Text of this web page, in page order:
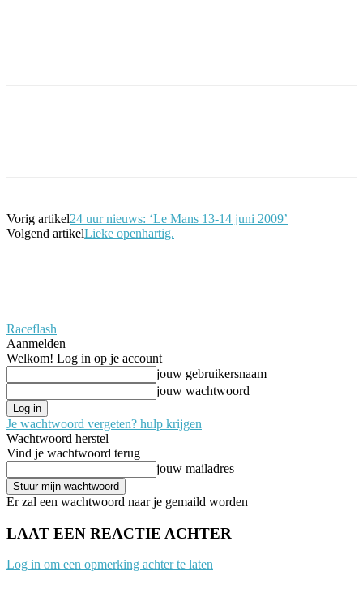
Vorig artikel24 uur nieuws: ‘Le Mans 13-14 juni 2009’
Volgend artikelLieke openhartig.
Raceflash
Aanmelden
Welkom! Log in op je account
jouw gebruikersnaam
jouw wachtwoord
Je wachtwoord vergeten? hulp krijgen
Wachtwoord herstel
Vind je wachtwoord terug
jouw mailadres
Er zal een wachtwoord naar je gemaild worden
LAAT EEN REACTIE ACHTER
Log in om een opmerking achter te laten